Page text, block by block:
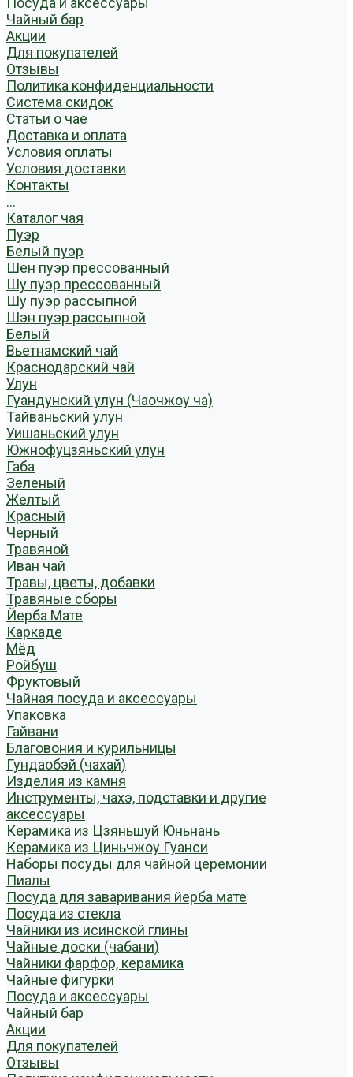
Чайный бар
Акции
Для покупателей
Отзывы
Политика конфиденциальности
Система скидок
Статьи о чае
Доставка и оплата
Условия оплаты
Условия доставки
Контакты
...
Каталог чая
Пуэр
Белый пуэр
Шен пуэр прессованный
Шу пуэр прессованный
Шу пуэр рассыпной
Шэн пуэр рассыпной
Белый
Вьетнамский чай
Краснодарский чай
Улун
Гуандунский улун (Чаочжоу ча)
Тайваньский улун
Уишаньский улун
Южнофуцзяньский улун
Габа
Зеленый
Желтый
Красный
Черный
Травяной
Иван чай
Травы, цветы, добавки
Травяные сборы
Йерба Мате
Каркаде
Мёд
Ройбуш
Фруктовый
Чайная посуда и аксессуары
Упаковка
Гайвани
Благовония и курильницы
Гундаобэй (чахай)
Изделия из камня
Инструменты, чахэ, подставки и другие
аксессуары
Керамика из Цзяньшуй Юньнань
Керамика из Циньчжоу Гуанси
Наборы посуды для чайной церемонии
Пиалы
Посуда для заваривания йерба мате
Посуда из стекла
Чайники из исинской глины
Чайные доски (чабани)
Чайники фарфор, керамика
Чайные фигурки
Посуда и аксессуары
Чайный бар
Акции
Для покупателей
Отзывы